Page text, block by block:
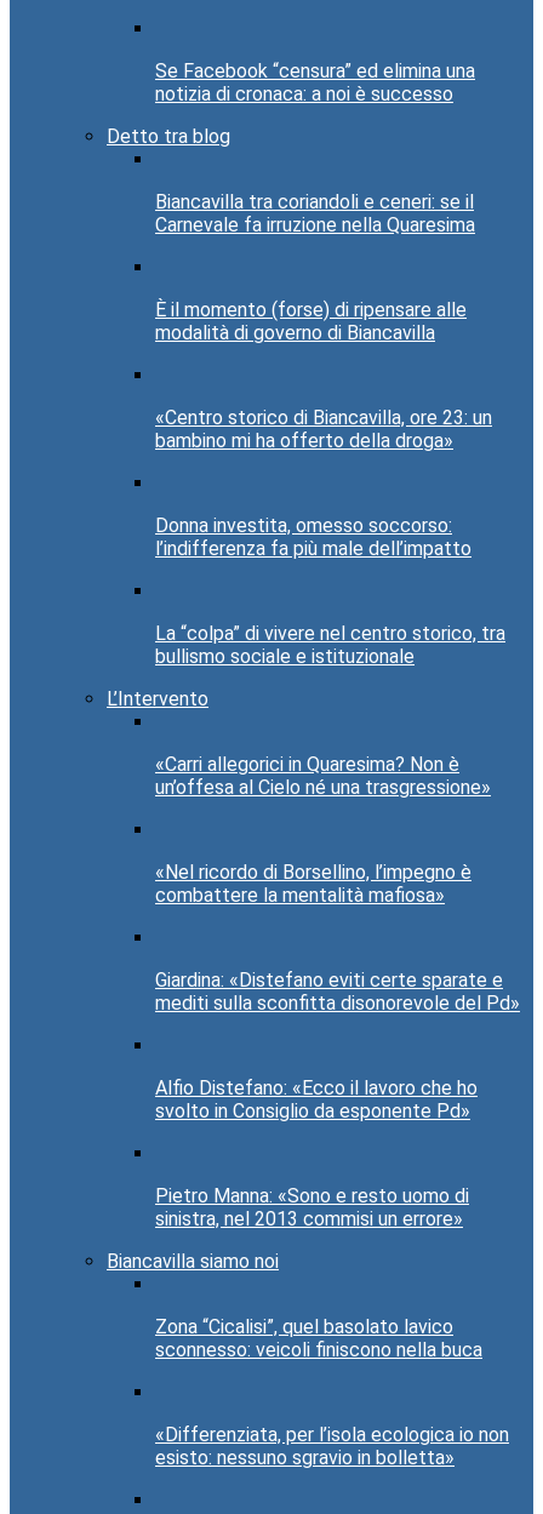
Se Facebook “censura” ed elimina una
notizia di cronaca: a noi è successo
Detto tra blog
Biancavilla tra coriandoli e ceneri: se il
Carnevale fa irruzione nella Quaresima
È il momento (forse) di ripensare alle
modalità di governo di Biancavilla
«Centro storico di Biancavilla, ore 23: un
bambino mi ha offerto della droga»
Donna investita, omesso soccorso:
l’indifferenza fa più male dell’impatto
La “colpa” di vivere nel centro storico, tra
bullismo sociale e istituzionale
L’Intervento
«Carri allegorici in Quaresima? Non è
un’offesa al Cielo né una trasgressione»
«Nel ricordo di Borsellino, l’impegno è
combattere la mentalità mafiosa»
Giardina: «Distefano eviti certe sparate e
mediti sulla sconfitta disonorevole del Pd»
Alfio Distefano: «Ecco il lavoro che ho
svolto in Consiglio da esponente Pd»
Pietro Manna: «Sono e resto uomo di
sinistra, nel 2013 commisi un errore»
Biancavilla siamo noi
Zona “Cicalisi”, quel basolato lavico
sconnesso: veicoli finiscono nella buca
«Differenziata, per l’isola ecologica io non
esisto: nessuno sgravio in bolletta»